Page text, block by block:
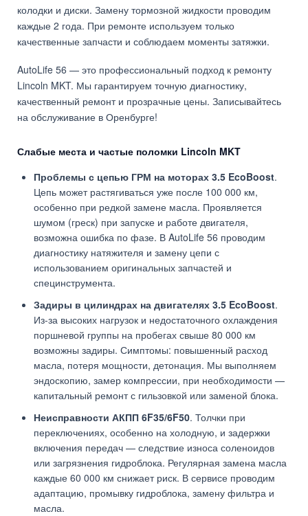
колодки и диски. Замену тормозной жидкости проводим
каждые 2 года. При ремонте используем только
качественные запчасти и соблюдаем моменты затяжки.
AutoLife 56 — это профессиональный подход к ремонту
Lincoln MKT. Мы гарантируем точную диагностику,
качественный ремонт и прозрачные цены. Записывайтесь
на обслуживание в Оренбурге!
Слабые места и частые поломки Lincoln MKT
Проблемы с цепью ГРМ на моторах 3.5 EcoBoost.
Цепь может растягиваться уже после 100 000 км,
особенно при редкой замене масла. Проявляется
шумом (греск) при запуске и работе двигателя,
возможна ошибка по фазе. В AutoLife 56 проводим
диагностику натяжителя и замену цепи с
использованием оригинальных запчастей и
специнструмента.
Задиры в цилиндрах на двигателях 3.5 EcoBoost.
Из-за высоких нагрузок и недостаточного охлаждения
поршневой группы на пробегах свыше 80 000 км
возможны задиры. Симптомы: повышенный расход
масла, потеря мощности, детонация. Мы выполняем
эндоскопию, замер компрессии, при необходимости —
капитальный ремонт с гильзовкой или заменой блока.
Неисправности АКПП 6F35/6F50. Толчки при
переключениях, особенно на холодную, и задержки
включения передач — следствие износа соленоидов
или загрязнения гидроблока. Регулярная замена масла
каждые 60 000 км снижает риск. В сервисе проводим
адаптацию, промывку гидроблока, замену фильтра и
масла.